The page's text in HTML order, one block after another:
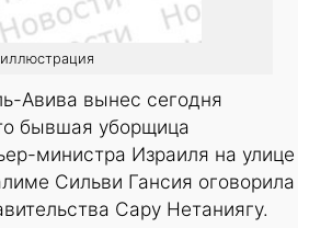
Авива вынес сегодня
бывшая уборщица
министра Израиля на улице
Сильви Гансия оговорила
Сару Нетаниягу.